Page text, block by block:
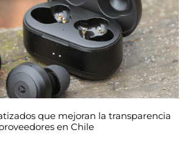
que mejoran la transparencia
en Chile